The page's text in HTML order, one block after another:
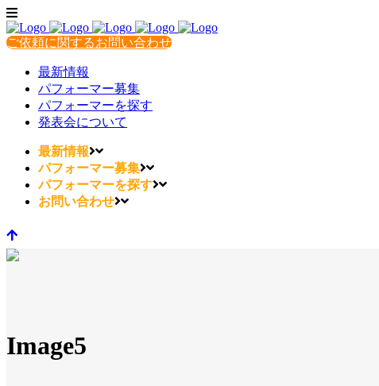
ご依頼に関するお問い合わせ
最新情報
パフォーマー募集
パフォーマーを探す
発表会について
最新情報
パフォーマー募集
パフォーマーを探す
お問い合わせ
Image5